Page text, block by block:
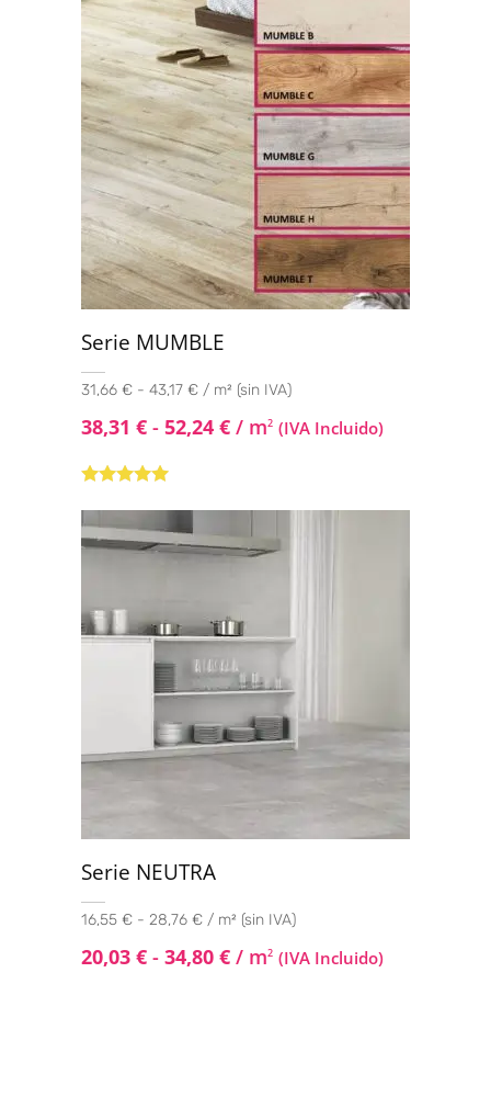
Serie MUMBLE
31,66 € - 43,17 € / m² (sin IVA)
38,31 € - 52,24 € / m2 (IVA Incluido)
5.00de 5
Serie NEUTRA
16,55 € - 28,76 € / m² (sin IVA)
20,03 € - 34,80 € / m2 (IVA Incluido)